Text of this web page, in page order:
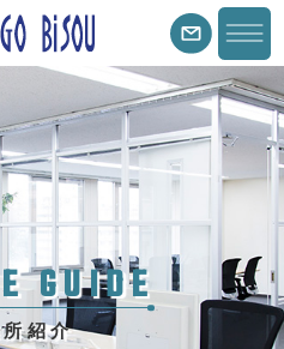
GUIDE
紹介